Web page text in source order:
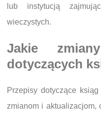
lub instytucją
wieczystych.
Jakie
dotyczących
Przepisy dotyczące
zmianom i aktualizacjom,